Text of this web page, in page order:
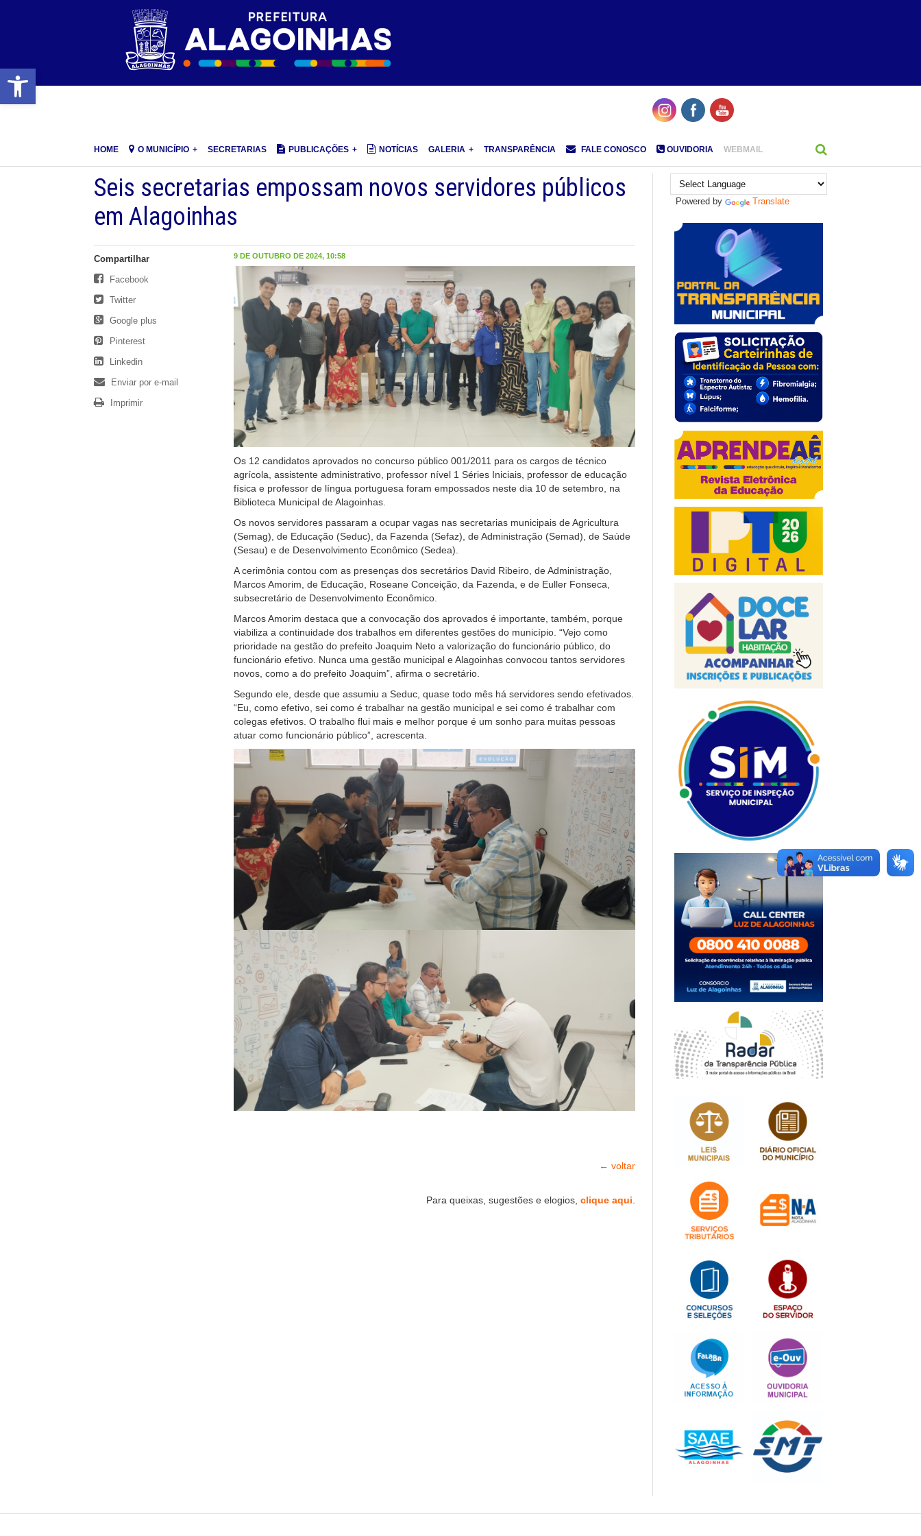
Barra de Ferramentas Aberta
HOME O MUNICÍPIO SECRETARIAS PUBLICAÇÕES NOTÍCIAS GALERIA TRANSPARÊNCIA FALE CONOSCO OUVIDORIA WEBMAIL
Seis secretarias empossam novos servidores públicos
em Alagoinhas
9 DE OUTUBRO DE 2024, 10:58
Os 12 candidatos aprovados no concurso público 001/2011 para os cargos de técnico
agrícola, assistente administrativo, professor nível 1 Séries Iniciais, professor de educação
física e professor de língua portuguesa foram empossados neste dia 10 de setembro, na
Biblioteca Municipal de Alagoinhas.
Os novos servidores passaram a ocupar vagas nas secretarias municipais de Agricultura
(Semag), de Educação (Seduc), da Fazenda (Sefaz), de Administração (Semad), de Saúde
(Sesau) e de Desenvolvimento Econômico (Sedea).
A cerimônia contou com as presenças dos secretários David Ribeiro, de Administração,
Marcos Amorim, de Educação, Roseane Conceição, da Fazenda, e de Euller Fonseca,
subsecretário de Desenvolvimento Econômico.
Marcos Amorim destaca que a convocação dos aprovados é importante, também, porque
viabiliza a continuidade dos trabalhos em diferentes gestões do município. “Vejo como
prioridade na gestão do prefeito Joaquim Neto a valorização do funcionário público, do
funcionário efetivo. Nunca uma gestão municipal e Alagoinhas convocou tantos servidores
novos, como a do prefeito Joaquim”, afirma o secretário.
Segundo ele, desde que assumiu a Seduc, quase todo mês há servidores sendo efetivados.
“Eu, como efetivo, sei como é trabalhar na gestão municipal e sei como é trabalhar com
colegas efetivos. O trabalho flui mais e melhor porque é um sonho para muitas pessoas
atuar como funcionário público”, acrescenta.
← voltar
Para queixas, sugestões e elogios, clique aqui
Compartilhar
Facebook
Twitter
Google plus
Pinterest
Linkedin
Enviar por e-mail
Imprimir
Powered by Translate